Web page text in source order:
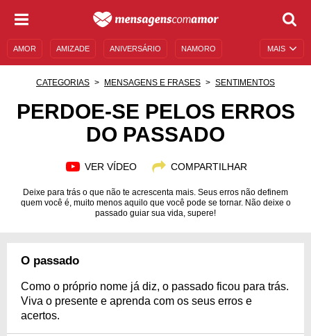
MAIS
AMOR AMIZADE ANIVERSÁRIO NAMORO
MENSAGENS E FRASES MENSAGENS DE ANIVERSÁRIO
CATEGORIAS MENSAGENS E FRASES SENTIMENTOS
PERDOE-SE PELOS ERROS
DO PASSADO
VER VÍDEO COMPARTILHAR
Deixe para trás o que não te acrescenta mais. Seus erros não definem
quem você é, muito menos aquilo que você pode se tornar. Não deixe o
passado guiar sua vida, supere!
O passado
Como o próprio nome já diz, o passado ficou para trás.
Viva o presente e aprenda com os seus erros e
acertos.